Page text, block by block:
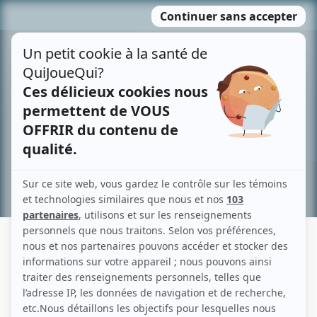
MENU
contenu
Recherche avancée »
MARIELLE DAVID
Liens
Fiche de Marielle David sur Showbizz.net